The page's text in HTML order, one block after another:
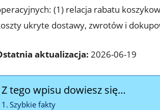
(1) relacja rabatu
ukryte dostawy, zwrotów i
aktualizacja: 2026-06-19
Z tego wpisu dowiesz się…
Szybkie fakty